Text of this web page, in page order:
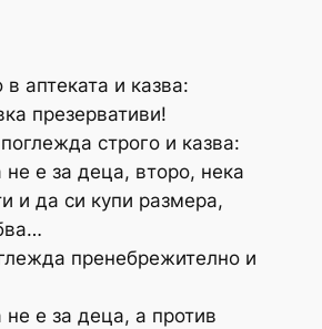
аптеката и казва:
презервативи!
строго и казва:
е за деца, второ, нека
и да си купи размера,
пренебрежително и
е за деца, а против